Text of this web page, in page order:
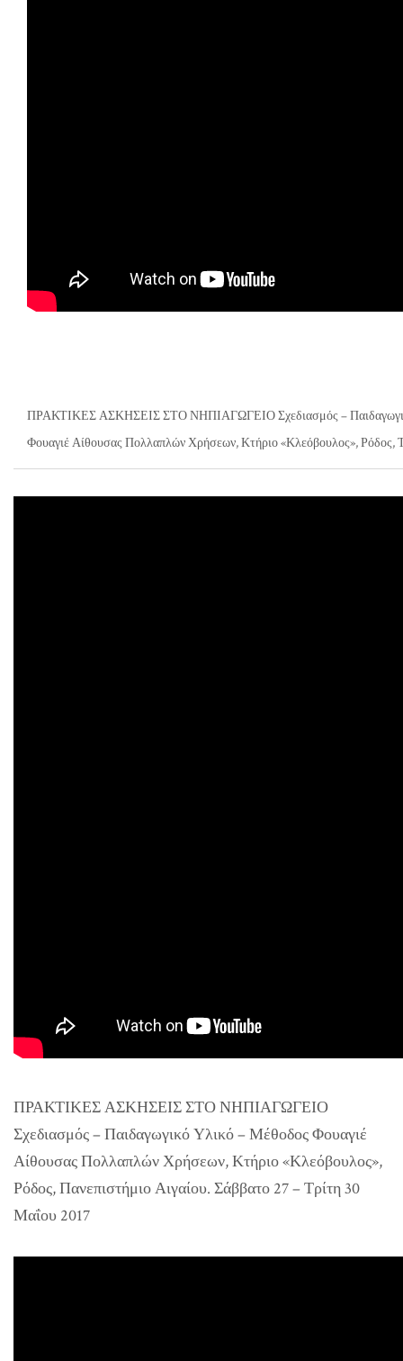
ΠΡΑΚΤΙΚΕΣ ΑΣΚΗΣΕΙΣ ΣΤΟ ΝΗΠΙΑΓΩΓΕΙΟ Σχεδιασμός –
Φουαγιέ Αίθουσας Πολλαπλών Χρήσεων, Κτήριο «Κλεόβουλος», Ρόδος,
ΠΡΑΚΤΙΚΕΣ ΑΣΚΗΣΕΙΣ ΣΤΟ ΝΗΠΙΑΓΩΓΕΙΟ
Σχεδιασμός – Παιδαγωγικό Υλικό – Μέθοδος Φουαγιέ
Αίθουσας Πολλαπλών Χρήσεων, Κτήριο «Κλεόβουλος»,
Ρόδος, Πανεπιστήμιο Αιγαίου. Σάββατο 27 – Τρίτη 30
Μαΐου 2017